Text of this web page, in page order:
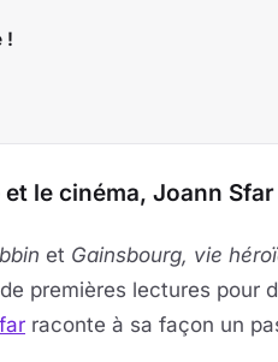
!
le cinéma, Joann
et Gainsbourg, vie
premières lectures pour
raconte à sa façon un